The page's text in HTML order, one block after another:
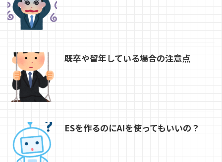
既卒や留年している場合の注意点
ESを作るのにAIを使ってもいいの？